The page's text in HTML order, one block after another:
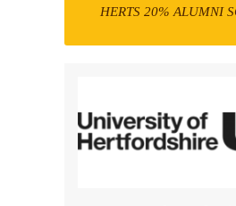
HERTS 20% ALUMNI